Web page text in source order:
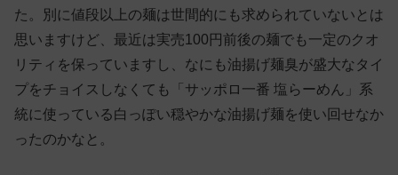
た。別に値段以上の麺は世間的にも求められていないとは
思いますけど、最近は実売100円前後の麺でも一定のクオ
リティを保っていますし、なにも油揚げ麺臭が盛大なタイ
プをチョイスしなくても「サッポロ一番 塩らーめん」系
統に使っている白っぽい穏やかな油揚げ麺を使い回せなか
ったのかなと。